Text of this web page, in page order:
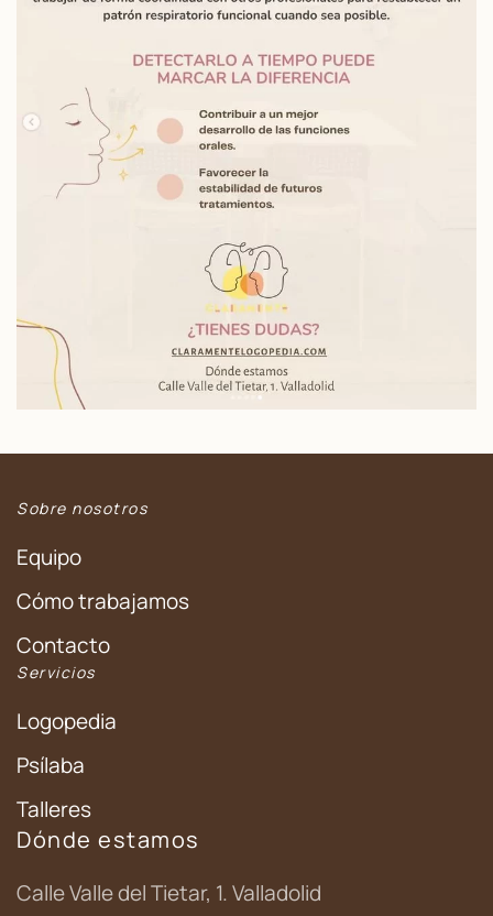
Read more
Sobre nosotros
Equipo
Cómo trabajamos
Contacto
Servicios
Logopedia
Psílaba
Talleres
Dónde estamos
Calle Valle del Tietar, 1. Valladolid